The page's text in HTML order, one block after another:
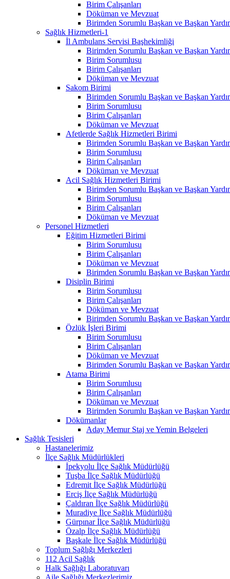
Birim Çalışanları
Döküman ve Mevzuat
Birimden Sorumlu Başkan ve Başkan
Sağlık Hizmetleri-1
İl Ambulans Servisi Başhekimliği
Birimden Sorumlu Başkan ve Başkan
Birim Sorumlusu
Birim Çalışanları
Döküman ve Mevzuat
Sakom Birimi
Birimden Sorumlu Başkan ve Başkan
Birim Sorumlusu
Birim Çalışanları
Döküman ve Mevzuat
Afetlerde Sağlık Hizmetleri Birimi
Birimden Sorumlu Başkan ve Başkan
Birim Sorumlusu
Birim Çalışanları
Döküman ve Mevzuat
Acil Sağlık Hizmetleri Birimi
Birimden Sorumlu Başkan ve Başkan
Birim Sorumlusu
Birim Çalışanları
Döküman ve Mevzuat
Personel Hizmetleri
Eğitim Hizmetleri Birimi
Birim Sorumlusu
Birim Çalışanları
Döküman ve Mevzuat
Birimden Sorumlu Başkan ve Başkan
Disiplin Birimi
Birim Sorumlusu
Birim Çalışanları
Döküman ve Mevzuat
Birimden Sorumlu Başkan ve Başkan
Özlük İşleri Birimi
Birim Sorumlusu
Birim Çalışanları
Döküman ve Mevzuat
Birimden Sorumlu Başkan ve Başkan
Atama Birimi
Birim Sorumlusu
Birim Çalışanları
Döküman ve Mevzuat
Birimden Sorumlu Başkan ve Başkan
Dökümanlar
Aday Memur Staj ve Yemin Belgeleri
Sağlık Tesisleri
Hastanelerimiz
İlçe Sağlık Müdürlükleri
İpekyolu İlçe Sağlık Müdürlüğü
Tuşba İlçe Sağlık Müdürlüğü
Edremit İlçe Sağlık Müdürlüğü
Erciş İlçe Sağlık Müdürlüğü
Çaldıran İlçe Sağlık Müdürlüğü
Muradiye İlçe Sağlık Müdürlüğü
Gürpınar İlçe Sağlık Müdürlüğü
Özalp İlçe Sağlık Müdürlüğü
Başkale İlçe Sağlık Müdürlüğü
Toplum Sağlığı Merkezleri
112 Acil Sağlık
Halk Sağlığı Laboratuvarı
Aile Sağlığı Merkezlerimiz